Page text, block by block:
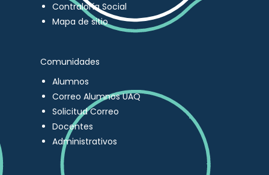
Contraloría Social
Mapa de sitio
Comunidades
Alumnos
Correo Alumnos UAQ
Solicitud Correo
Docentes
Administrativos